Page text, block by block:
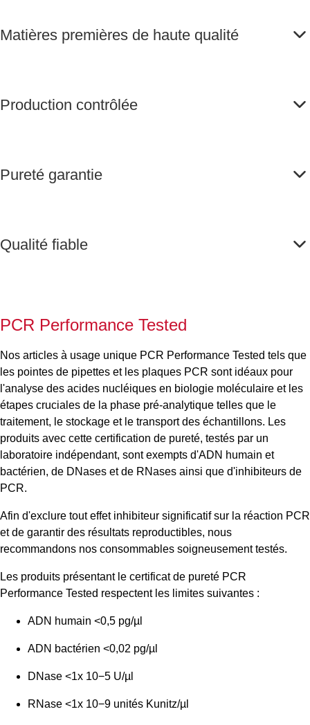
Matières premières de haute qualité
Production contrôlée
Pureté garantie
Qualité fiable
PCR Performance Tested
Nos articles à usage unique PCR Performance Tested tels que
les pointes de pipettes et les plaques PCR sont idéaux pour
l'analyse des acides nucléiques en biologie moléculaire et les
étapes cruciales de la phase pré-analytique telles que le
traitement, le stockage et le transport des échantillons. Les
produits avec cette certification de pureté, testés par un
laboratoire indépendant, sont exempts d'ADN humain et
bactérien, de DNases et de RNases ainsi que d'inhibiteurs de
PCR.
Afin d'exclure tout effet inhibiteur significatif sur la réaction PCR
et de garantir des résultats reproductibles, nous
recommandons nos consommables soigneusement testés.
Les produits présentant le certificat de pureté PCR
Performance Tested respectent les limites suivantes :
ADN humain <0,5 pg/µl
ADN bactérien <0,02 pg/µl
DNase <1x 10−5 U/µl
RNase <1x 10−9 unités Kunitz/µl